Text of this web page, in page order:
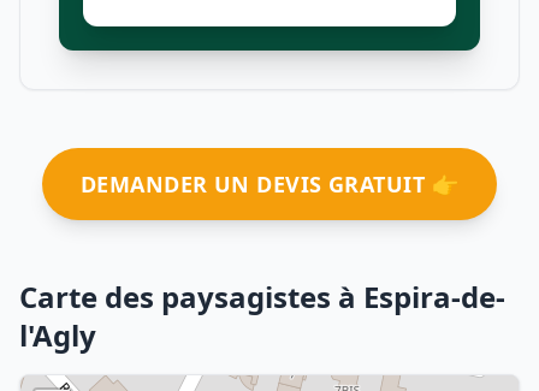
DEMANDER UN DEVIS GRATUIT 👉
Carte des paysagistes à Espira-de-
l'Agly